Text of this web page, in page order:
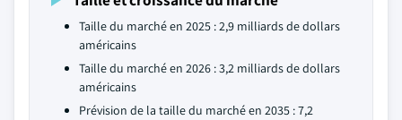
Taille du marché en 2025 : 2,9 milliards de dollars
américains
Taille du marché en 2026 : 3,2 milliards de dollars
américains
Prévision de la taille du marché en 2035 : 7,2